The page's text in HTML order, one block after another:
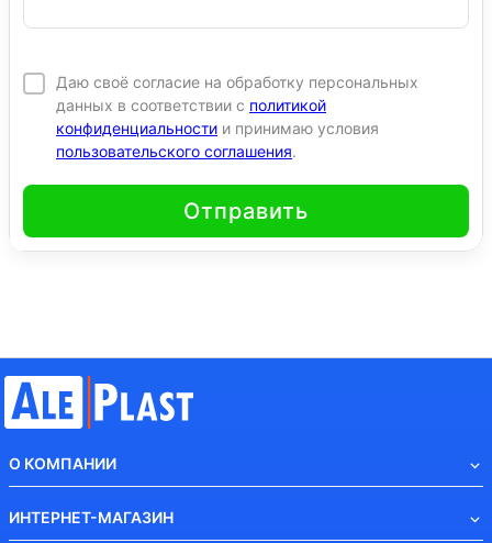
Даю своё согласие на обработку персональных
данных в соответствии с политикой
конфиденциальности и принимаю условия
пользовательского соглашения.
Отправить
О КОМПАНИИ
ИНТЕРНЕТ-МАГАЗИН